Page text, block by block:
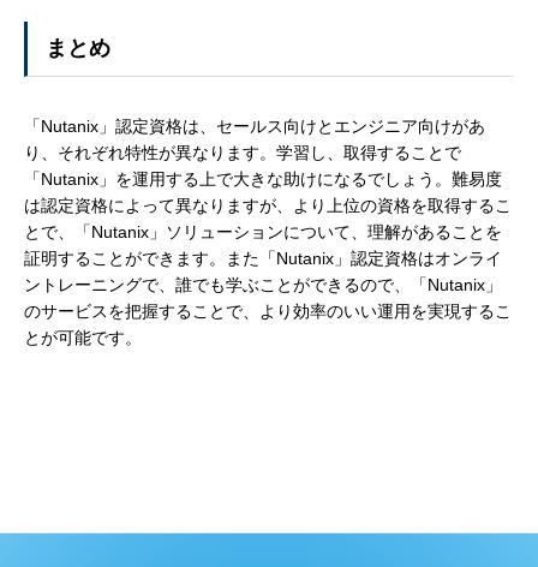
まとめ
「Nutanix」認定資格は、セールス向けとエンジニア向けがあ
り、それぞれ特性が異なります。学習し、取得することで
「Nutanix」を運用する上で大きな助けになるでしょう。難易度
は認定資格によって異なりますが、より上位の資格を取得するこ
とで、「Nutanix」ソリューションについて、理解があることを
証明することができます。また「Nutanix」認定資格はオンライ
ントレーニングで、誰でも学ぶことができるので、「Nutanix」
のサービスを把握することで、より効率のいい運用を実現するこ
とが可能です。